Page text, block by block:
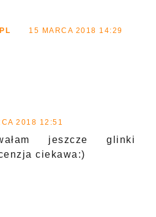
15 MARCA 2018 14:29
2018 12:51
jeszcze glinki
ciekawa:)